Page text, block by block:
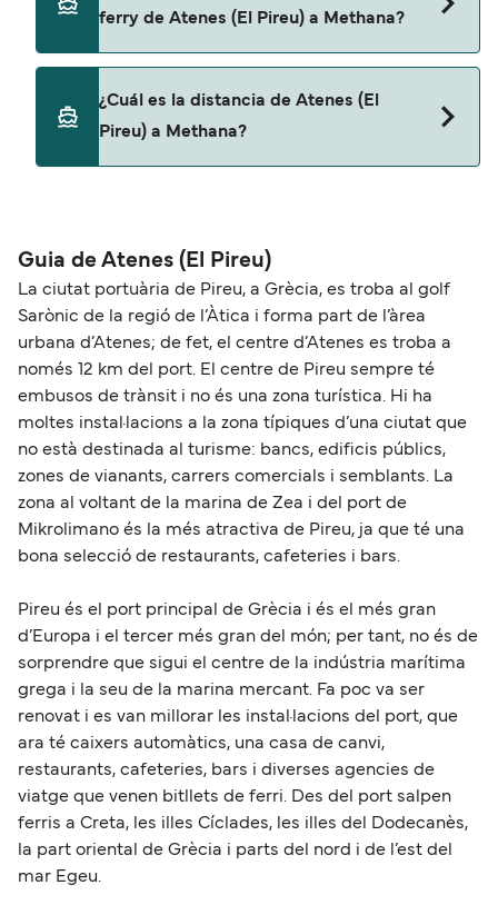
ferry de Atenes (El Pireu) a Methana?
ferry. Puede que necesites el pasaporte de tus
mascotas y otros documentos. Actualmente
puedes viajar con mascotas con:
¿Cuál es la distancia de Atenes (El
Pireu) a Methana?
Guia de Atenes (El Pireu)
La ciutat portuària de Pireu, a Grècia, es troba al golf
Sarònic de la regió de l’Àtica i forma part de l’àrea
urbana d’Atenes; de fet, el centre d’Atenes es troba a
només 12 km del port. El centre de Pireu sempre té
embusos de trànsit i no és una zona turística. Hi ha
moltes instal·lacions a la zona típiques d’una ciutat que
no està destinada al turisme: bancs, edificis públics,
zones de vianants, carrers comercials i semblants. La
zona al voltant de la marina de Zea i del port de
Mikrolimano és la més atractiva de Pireu, ja que té una
bona selecció de restaurants, cafeteries i bars.
Pireu és el port principal de Grècia i és el més gran
d’Europa i el tercer més gran del món; per tant, no és de
sorprendre que sigui el centre de la indústria marítima
grega i la seu de la marina mercant. Fa poc va ser
renovat i es van millorar les instal·lacions del port, que
ara té caixers automàtics, una casa de canvi,
restaurants, cafeteries, bars i diverses agencies de
viatge que venen bitllets de ferri. Des del port salpen
ferris a Creta, les illes Cíclades, les illes del Dodecanès,
la part oriental de Grècia i parts del nord i de l’est del
mar Egeu.